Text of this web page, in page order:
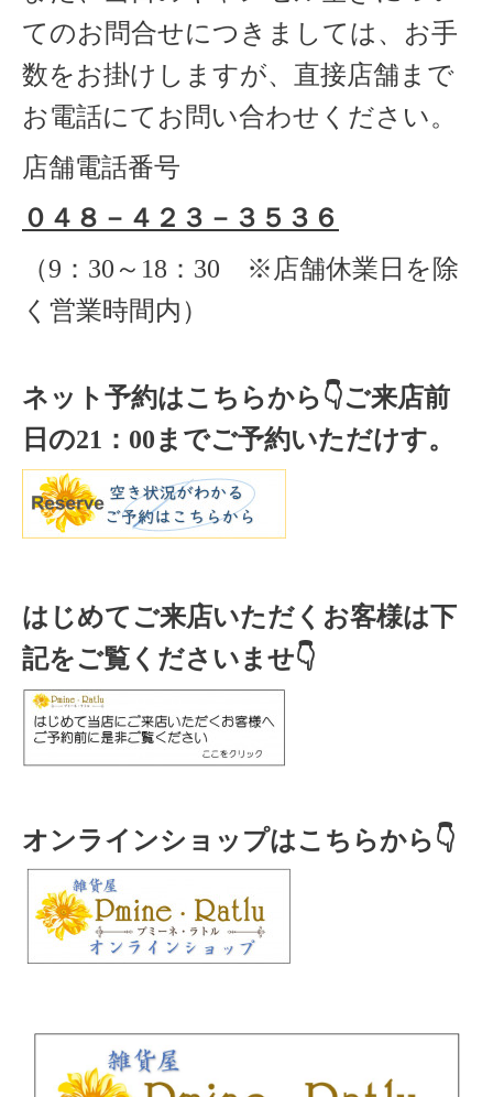
てのお問合せにつきましては、お手
数をお掛けしますが、直接店舗まで
お電話にてお問い合わせください。
店舗電話番号
０４８－４２３－３５３６
（9 ： 30 ～ 18 ： 30 ※店舗休業日を除
く 営業時間内）
ネット予約はこちらから👇ご来店前
日の21 ： 00までご予約いただけす。
はじめてご来店いただくお客様は下
記をご覧くださいませ👇
オンラインショップはこちらから👇